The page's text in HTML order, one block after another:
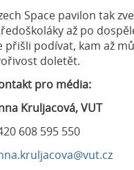
Space pavilon tak
až po
přišli podívat, kam až
doletět.
pro média:
Kruljacová, VUT
608 595 550